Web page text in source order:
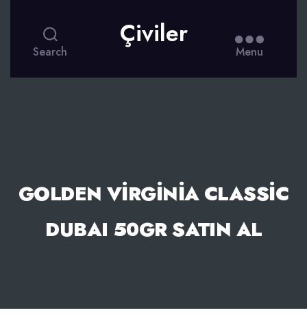
Search
Çiviler
Menu
GOLDEN VIRGINIA CLASSIC
DUBAI 50GR SATIN AL